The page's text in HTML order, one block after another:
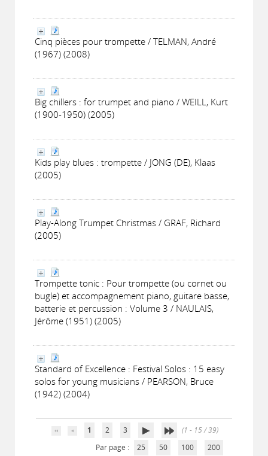
Cinq pièces pour trompette / TELMAN, André
(1967) (2008)
Big chillers : for trumpet and piano / WEILL, Kurt
(1900-1950) (2005)
Kids play blues : trompette / JONG (DE), Klaas
(2005)
Play-Along Trumpet Christmas / GRAF, Richard
(2005)
Trompette tonic : Pour trompette (ou cornet ou
bugle) et accompagnement piano, guitare basse,
batterie et percussion : Volume 3 / NAULAIS,
Jérôme (1951) (2005)
Standard of Excellence : Festival Solos : 15 easy
solos for young musicians / PEARSON, Bruce
(1942) (2004)
1 2 3
(1 - 15 / 39)
Par page :
25 50 100 200